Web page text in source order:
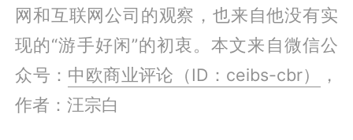
网和互联网公司的观察，也来自他没有实
现的“游手好闲”的初衷。本文来自微信公
众号： 中欧商业评论（ID：ceibs-cbr）
，
作者：汪宗白